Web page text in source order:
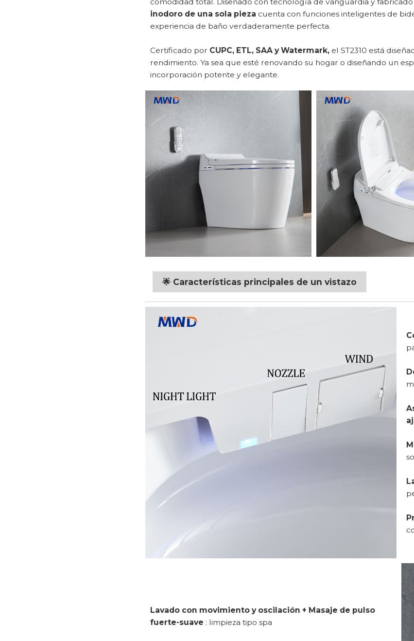
inodoro de una sola pieza cuenta con funciones inteligentes de
experiencia de baño verdaderamente perfecta.
Certificado por CUPC, ETL, SAA y Watermark,el ST2310 está
rendimiento. Ya sea que esté renovando su hogar o diseñando un
incorporación potente y elegante.
🌟 Características principales de un vistazo
Lavado con movimiento y oscilación + Masaje de pulso
fuerte-suave : limpieza tipo spa